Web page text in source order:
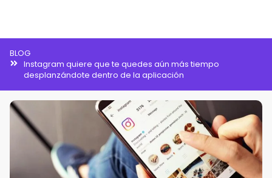
BLOG
Instagram quiere que te quedes aún más tiempo
desplanzándote dentro de la aplicación